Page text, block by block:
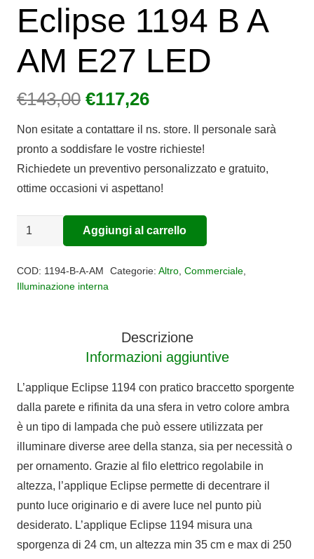
Eclipse 1194 B A
AM E27 LED
€143,00 Il
originale
era:
€143,00.
€117,26Il
attuale
è:
€117,26.
Non esitate a contattare il ns. store. Il personale sarà
pronto a soddisfare le vostre richieste!
Richiedete un preventivo personalizzato e gratuito,
ottime occasioni vi aspettano!
Applique
Eclipse
E27
LED
quantità
Aggiungi al carrello
COD: 1194-B-A-AM Categorie: Altro, Commerciale,
Illuminazione interna
Descrizione
Informazioni aggiuntive
L’applique Eclipse 1194 con pratico braccetto sporgente
dalla parete e rifinita da una sfera in vetro colore ambra
è un tipo di lampada che può essere utilizzata per
illuminare diverse aree della stanza, sia per necessità o
per ornamento. Grazie al filo elettrico regolabile in
altezza, l’applique Eclipse permette di decentrare il
punto luce originario e di avere luce nel punto più
desiderato. L’applique Eclipse 1194 misura una
sporgenza di 24 cm, un altezza min 35 cm e max di 250